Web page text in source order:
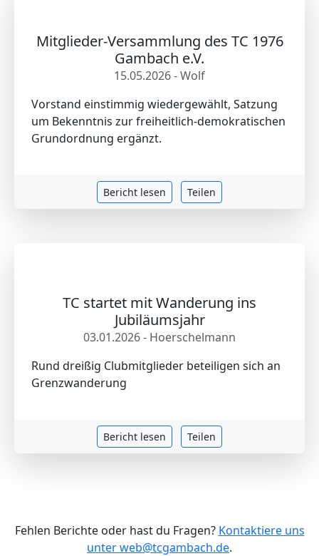
Mitglieder-Versammlung des TC 1976
Gambach e.V.
15.05.2026 - Wolf
Vorstand einstimmig wiedergewählt, Satzung
um Bekenntnis zur freiheitlich-demokratischen
Grundordnung ergänzt.
Bericht lesen Teilen
TC startet mit Wanderung ins
Jubiläumsjahr
03.01.2026 - Hoerschelmann
Rund dreißig Clubmitglieder beteiligen sich an
Grenzwanderung
Bericht lesen Teilen
Fehlen Berichte oder hast du Fragen? Kontaktiere uns
unter web@tcgambach.de.